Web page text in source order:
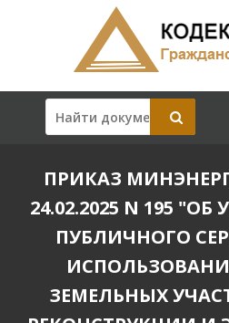
ПРИКАЗ
24.02.2025 N 195
ПУБЛИЧНОГО
ЗЕМЕЛЬНЫХ